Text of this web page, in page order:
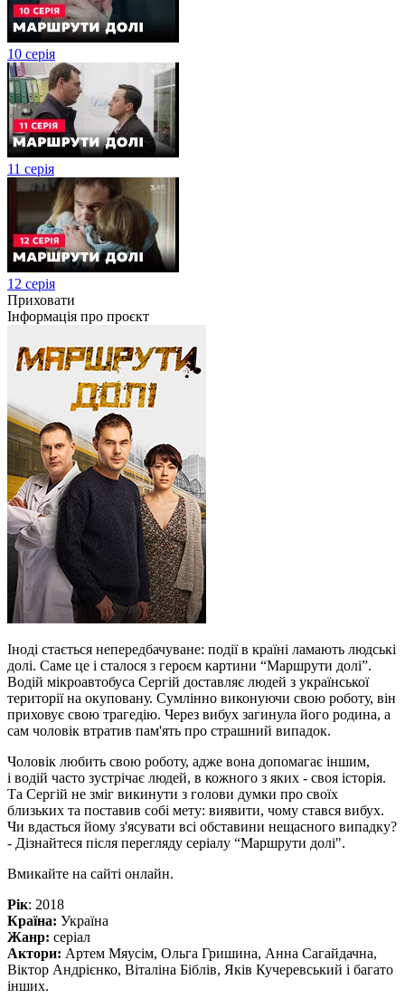
10 серія
11 серія
12 серія
Приховати
Інформація про проєкт
Іноді стається непередбачуване: події в країні ламають людські
долі. Саме це і сталося з героєм картини “Маршрути долі”.
Водій мікроавтобуса Сергій доставляє людей з української
території на окуповану. Сумлінно виконуючи свою роботу, він
приховує свою трагедію. Через вибух загинула його родина, а
сам чоловік втратив пам'ять про страшний випадок.
Чоловік любить свою роботу, адже вона допомагає іншим,
і водій часто зустрічає людей, в кожного з яких - своя історія.
Та Сергій не зміг викинути з голови думки про своїх
близьких та поставив собі мету: виявити, чому стався вибух.
Чи вдасться йому з'ясувати всі обставини нещасного випадку?
- Дізнайтеся після перегляду серіалу “Маршрути долі".
Вмикайте на сайті онлайн.
Рік: 2018
Країна: Україна
Жанр: серіал
Актори: Артем Мяусім, Ольга Гришина, Анна Сагайдачна,
Віктор Андрієнко, Віталіна Біблів, Яків Кучеревський і багато
інших.